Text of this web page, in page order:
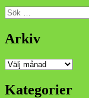
Sök
efter:
Arkiv
Arkiv
Kategorier